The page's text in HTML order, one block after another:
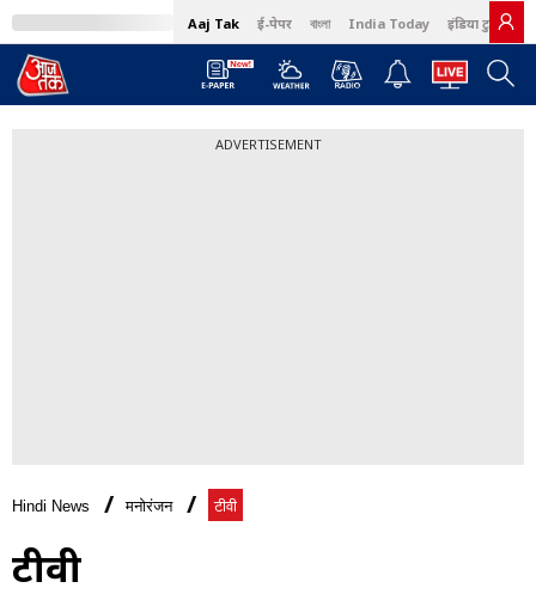
Aaj Tak ई-पेपर বাংলা India Today इंडिया टुडे हिंदी
ADVERTISEMENT
Hindi News मनोरंजन टीवी
टीवी